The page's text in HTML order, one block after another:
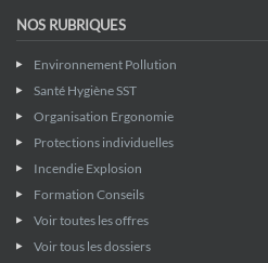
NOS RUBRIQUES
Environnement Pollution
Santé Hygiène SST
Organisation Ergonomie
Protections individuelles
Incendie Explosion
Formation Conseils
Voir toutes les offres
Voir tous les dossiers